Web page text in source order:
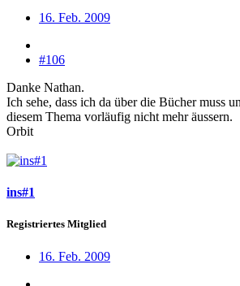
16. Feb. 2009
#106
Danke Nathan.
Ich sehe, dass ich da über die Bücher muss
diesem Thema vorläufig nicht mehr äussern.
Orbit
ins#1
Registriertes Mitglied
16. Feb. 2009